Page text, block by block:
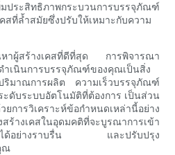
ประสิทธิภาพกระบวนการบรรจุภัณฑ์
สที่ล้ำสมัยซึ่งปรับให้เหมาะกับความ
นหาผู้สร้างเคสที่ดีที่สุด การพิจารณา
ำเนินการบรรจุภัณฑ์ของคุณเป็นสิ่ง
าณการผลิต ความเร็วบรรจุภัณฑ์
ดับระบบอัตโนมัติที่ต้องการ เป็นส่วน
รวิเคราะห์ข้อกำหนดเหล่านี้อย่าง
ร้างเคสในอุดมคติที่จะบูรณาการเข้า
ณได้อย่างราบรื่น และปรับปรุง
ณ